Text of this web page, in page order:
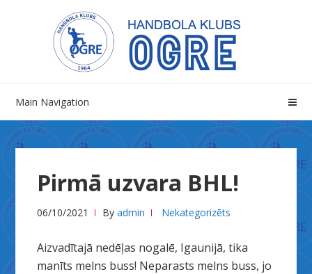
navigation
content
Main Navigation
Pirmā uzvara BHL!
06/10/2021 Byadmin Nekategorizēts
Aizvadītajā nedēļas nogalē, Igaunijā, tika
manīts melns buss! Neparasts melns buss, jo